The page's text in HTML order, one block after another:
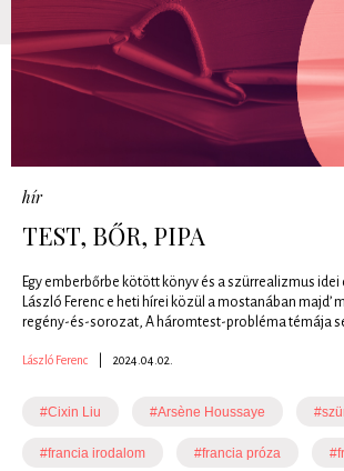
hír
TEST, BŐR, PIPA
Egy emberbőrbe kötött könyv és a szürrealizmus
László Ferenc e heti hírei közül a mostanában majd’
regény-és-sorozat, A háromtest-probléma témája
László Ferenc 2024.04.02.
#Cixin Liu #Arsène Houssaye
#francia irodalom #francia próza